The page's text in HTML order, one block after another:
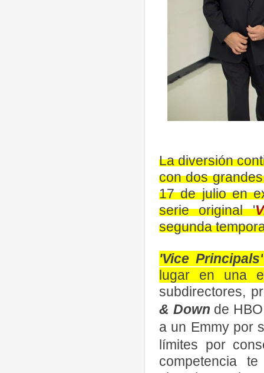
La diversión
con dos
17 de julio en
serie original '
segunda
'Vice Principals'
lugar en una
subdirectores,
& Down de
a un Emmy por
límites por
competencia